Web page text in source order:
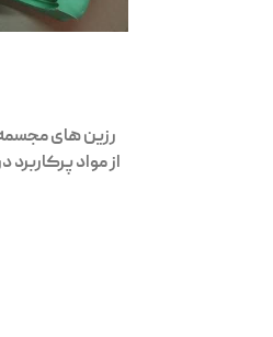
رزین های
از مواد